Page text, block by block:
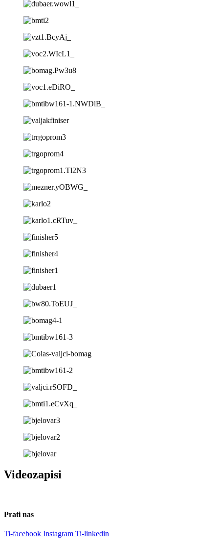
Videozapisi
Prati nas
Ti-facebook Instagram Ti-linkedin